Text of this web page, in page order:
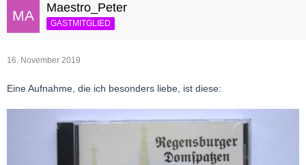
Maestro_Peter
GASTMITGLIED
16. November 2019
Eine Aufnahme, die ich besonders liebe, ist diese: